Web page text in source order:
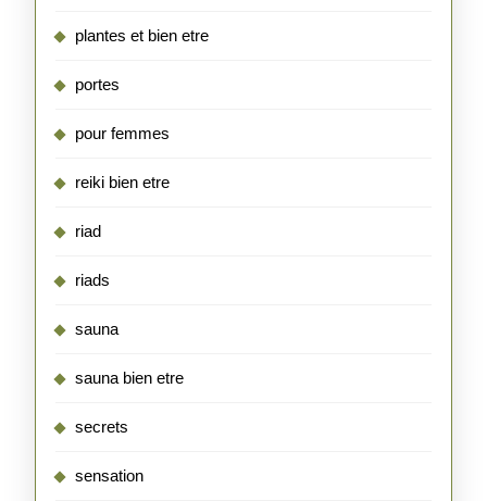
plantes et bien etre
portes
pour femmes
reiki bien etre
riad
riads
sauna
sauna bien etre
secrets
sensation